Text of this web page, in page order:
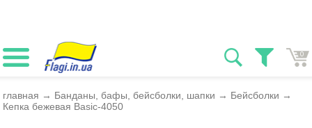
0
главная → Банданы, бафы, бейсболки, шапки → Бейсболки →
Кепка бежевая Basic-4050